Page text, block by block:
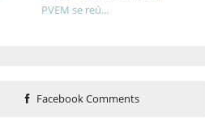
PVEM se reú...
Facebook Comments